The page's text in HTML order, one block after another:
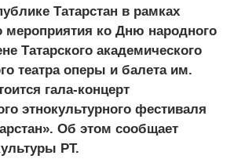
Татарстан в рамках
мероприятия ко Дню народного
Татарского академического
театра оперы и балета им.
гала-концерт
этнокультурного фестиваля
Об этом сообщает
РТ.